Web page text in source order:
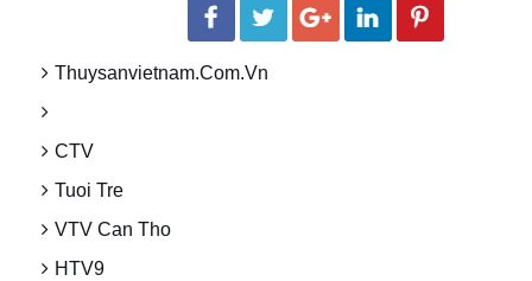
Thuysanvietnam.com.vn
CTV
Tuoi Tre
VTV Can Tho
HTV9